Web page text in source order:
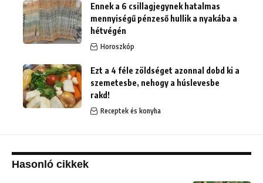
Ennek a 6 csillagjegynek hatalmas
mennyiségű pénzeső hullik a nyakába a
hétvégén
Horoszkóp
Ezt a 4 féle zöldséget azonnal dobd ki a
szemetesbe, nehogy a húslevesbe
rakd!
Receptek és konyha
Hasonló cikkek